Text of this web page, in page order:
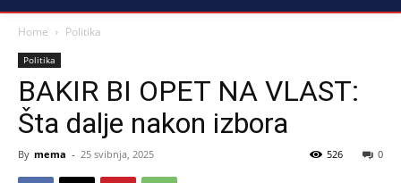
Home Politika
Politika
BAKIR BI OPET NA VLAST:
Šta dalje nakon izbora
By mema - 25 svibnja, 2025 0
526